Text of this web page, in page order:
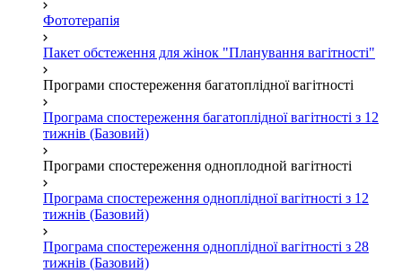
Фототерапія
Пакет обстеження для жінок "Планування вагітності"
Програми спостереження багатоплідної вагітності
Програма спостереження багатоплідної вагітності з 12
тижнів (Базовий)
Програми спостереження одноплодной вагітності
Програма спостереження одноплідної вагітності з 12
тижнів (Базовий)
Програма спостереження одноплідної вагітності з 28
тижнів (Базовий)